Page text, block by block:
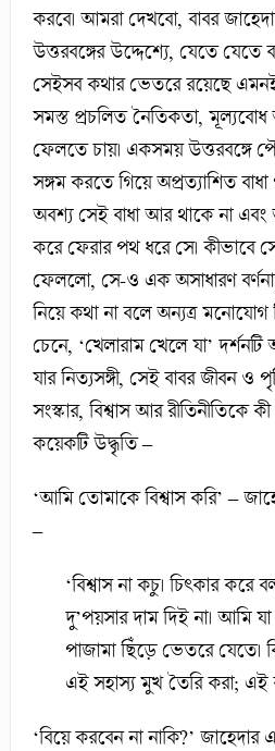
করবে। আমরা দেখবো, বাবর
উত্তরবঙ্গের উদ্দেশ্যে, যেতে
সেইসব কথার ভেতরে রয়েছে
সমস্ত প্রচলিত নৈতিকতা,
ফেলতে চায়। একসময় উত্তরবঙ্গে
সঙ্গম করতে গিয়ে অপ্রত্যাশিত বাধা
অবশ্য সেই বাধা আর থাকে না এবং
করে ফেরার পথ ধরে সে। কীভাবে
ফেললো, সে-ও এক অসাধারণ
নিয়ে কথা না বলে অন্যত্র মনোযোগ
চেনে, ‘খেলারাম খেলে যা’
যার নিত্যসঙ্গী, সেই বাবর জীবন ও
সংস্কার, বিশ্বাস আর রীতিনীতিকে
কয়েকটি উদ্ধৃতি –
‘আমি তোমাকে বিশ্বাস করি’ –
–
‘বিশ্বাস না কচু। চিৎকার করে
দু’পয়সার দাম দিই না। আমি
পাজামা ছিঁড়ে ভেতরে যেতে।
এই সহাস্য মুখ তৈরি করা; এই
‘বিয়ে করবেন না নাকি?’ জাহেদার